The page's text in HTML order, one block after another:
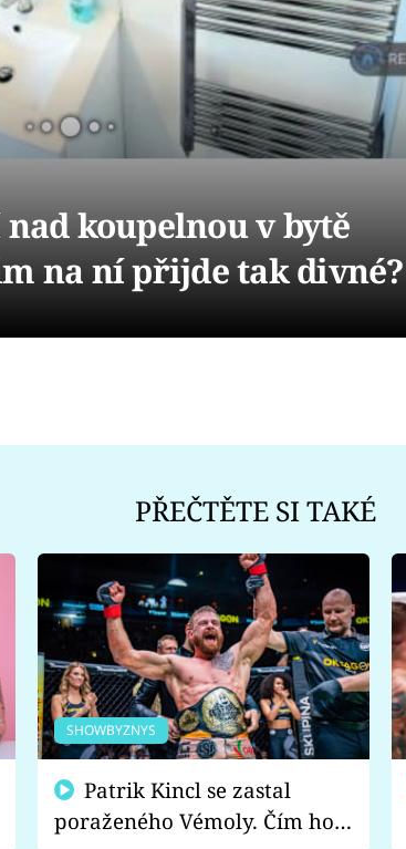
koupelnou v bytě
na ní přijde tak divné?
PŘEČTĚTE SI TAKÉ
SHOWBYZNYS
poraženého Vémoly. Čím ho